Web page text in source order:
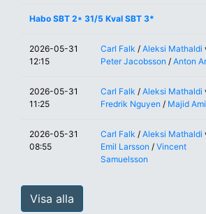
Habo SBT 2* 31/5 Kval SBT 3*
2026-05-31
12:15
Carl Falk / Aleksi Mathaldi
Peter Jacobsson / Anton
2026-05-31
11:25
Carl Falk / Aleksi Mathaldi
Fredrik Nguyen / Majid
2026-05-31
08:55
Carl Falk / Aleksi Mathaldi
Emil Larsson / Vincent
Samuelsson
Visa alla